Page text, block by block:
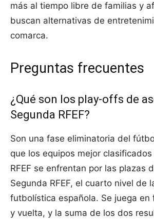
más al tiempo libre de familias y
buscan alternativas de
comarca.
Preguntas frecuentes
¿Qué son los play-offs de
Segunda RFEF?
Son una fase eliminatoria del
que los equipos mejor
RFEF se enfrentan por las plazas
Segunda RFEF, el cuarto nivel de
futbolística española. Se juega en
y vuelta, y la suma de los dos